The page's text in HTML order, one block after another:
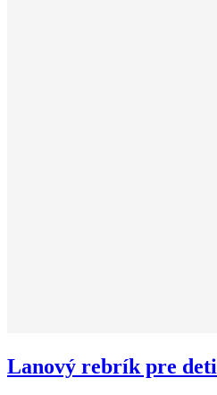
Lanový rebrík pre deti